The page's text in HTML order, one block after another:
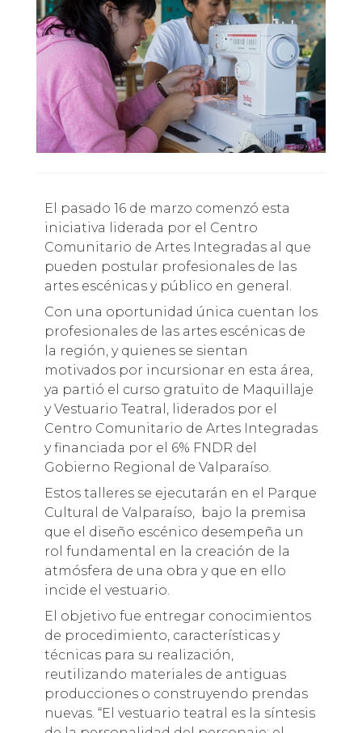
El pasado 16 de marzo comenzó esta
iniciativa liderada por el Centro
Comunitario de Artes Integradas al que
pueden postular profesionales de las
artes escénicas y público en general.
Con una oportunidad única cuentan los
profesionales de las artes escénicas de
la región, y quienes se sientan
motivados por incursionar en esta área,
ya partió el curso gratuito de Maquillaje
y Vestuario Teatral, liderados por el
Centro Comunitario de Artes Integradas
y financiada por el 6% FNDR del
Gobierno Regional de Valparaíso.
Estos talleres se ejecutarán en el Parque
Cultural de Valparaíso, bajo la premisa
que el diseño escénico desempeña un
rol fundamental en la creación de la
atmósfera de una obra y que en ello
incide el vestuario.
El objetivo fue entregar conocimientos
de procedimiento, características y
técnicas para su realización,
reutilizando materiales de antiguas
producciones o construyendo prendas
nuevas. “El vestuario teatral es la síntesis